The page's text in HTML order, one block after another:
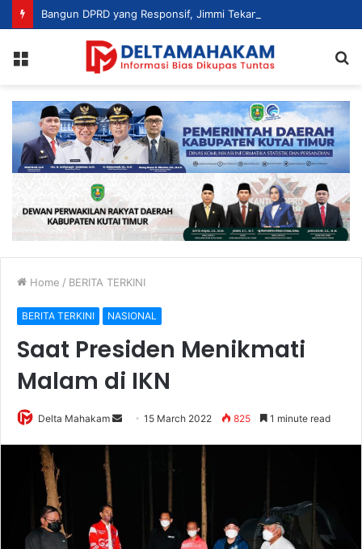
Home / BERITA TERKINI
BERITA TERKINI NASIONAL
Saat Presiden Menikmati
Malam di IKN
Delta Mahakam 15 March 2022 825 1 minute read